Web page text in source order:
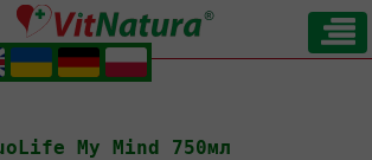
.
.
.
My Mind 750мл